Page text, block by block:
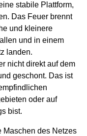
stabile Plattform,
Das Feuer brennt
und kleinere
und in einem
landen.
nicht direkt auf dem
geschont. Das ist
oder auf
bist.
Maschen des Netzes